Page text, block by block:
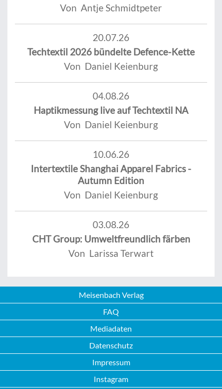
Von Antje Schmidtpeter
20.07.26
Techtextil 2026 bündelte Defence-Kette
Von Daniel Keienburg
04.08.26
Haptikmessung live auf Techtextil NA
Von Daniel Keienburg
10.06.26
Intertextile Shanghai Apparel Fabrics -
Autumn Edition
Von Daniel Keienburg
03.08.26
CHT Group: Umweltfreundlich färben
Von Larissa Terwart
Meisenbach Verlag
FAQ
Mediadaten
Datenschutz
Impressum
Instagram